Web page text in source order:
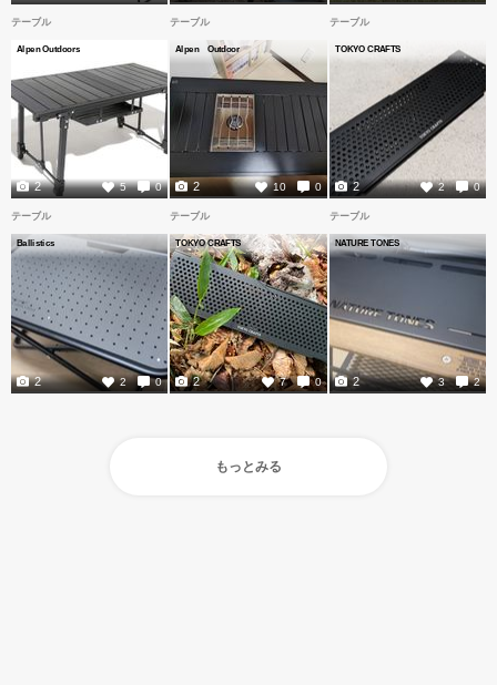
テーブル
Alpen Outdoors
5 0
2
テーブル
Alpen Outdoor
10 0
2
テーブル
TOKYO CRAFTS
2 0
2
テーブル
Ballistics
2 0
2
テーブル
TOKYO CRAFTS
7 0
2
テーブル
NATURE TONES
3 2
2
もっとみる